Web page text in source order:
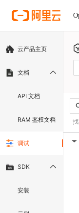
云产品主页
文档
API 文档
RAM 鉴权文档
调试
SDK
安装
▶